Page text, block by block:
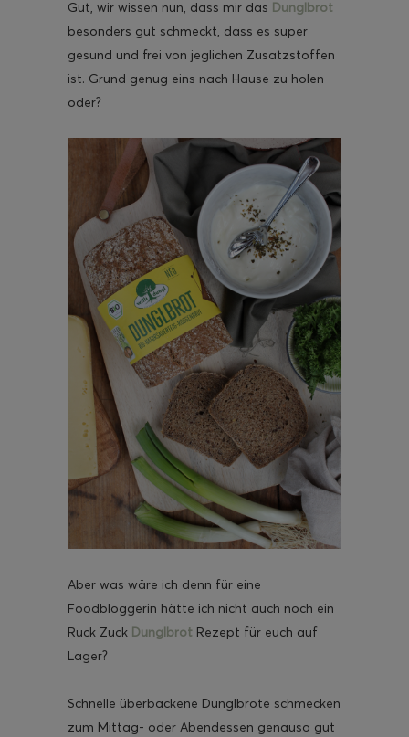
Gut, wir wissen nun, dass mir das Dunglbrot
besonders gut schmeckt, dass es super
gesund und frei von jeglichen Zusatzstoffen
ist. Grund genug eins nach Hause zu holen
oder?
Aber was wäre ich denn für eine
Foodbloggerin hätte ich nicht auch noch ein
Ruck Zuck Dunglbrot Rezept für euch auf
Lager?
Schnelle überbackene Dunglbrote schmecken
zum Mittag- oder Abendessen genauso gut